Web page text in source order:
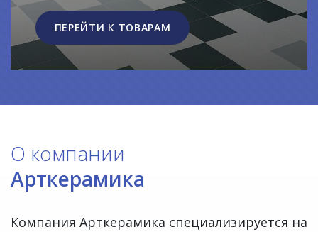
ПЕРЕЙТИ К ТОВАРАМ
О компании
Арткерамика
Компания Арткерамика специализируется на